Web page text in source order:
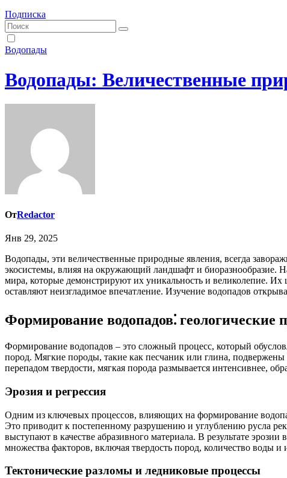
Подписка
Водопады
Водопады: Величественные
ОтRedactor
Янв 29, 2025
Водопады, эти величественные природные явления, всегда завораживали человечество своей мощью и красотой. Они являются не только впечатляющим зрелищем, но и важной частью
экосистемы, влияя на окружающий ландшафт и биоразнообразие.
мира, которые демонстрируют их уникальность и великолепие.
оставляют неизгладимое впечатление. Изучение водопадов
Формирование водопадов⁚ геологические
Формирование водопадов – это сложный процесс, который
пород. Мягкие породы, такие как песчаник или глина, подвержены
перепадом твердости, мягкая порода размывается интенсивнее,
Эрозия и регрессия
Одним из ключевых процессов, влияющих на формирование
Это приводит к постепенному разрушению и углублению русла
выступают в качестве абразивного материала. В результате
множества факторов, включая твердость пород, количество воды
Тектонические разломы и ледниковые процессы